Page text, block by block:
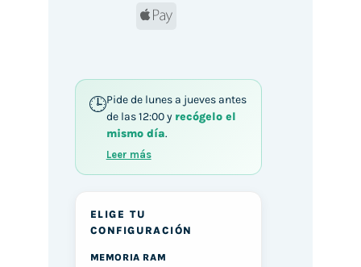
Apple
Pide de lunes a jueves antes
de las 12:00 y recógelo el
mismo día.
Leer más
ELIGE TU
CONFIGURACIÓN
MEMORIA RAM